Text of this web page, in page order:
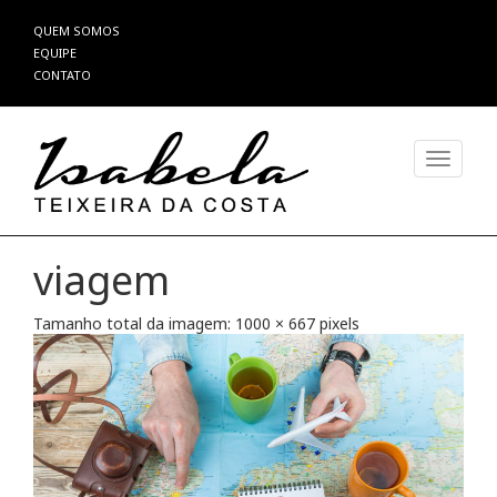
Pular
para
o
QUEM SOMOS
EQUIPE
CONTATO
viagem
Tamanho total da imagem: 1000 × 667 pixels